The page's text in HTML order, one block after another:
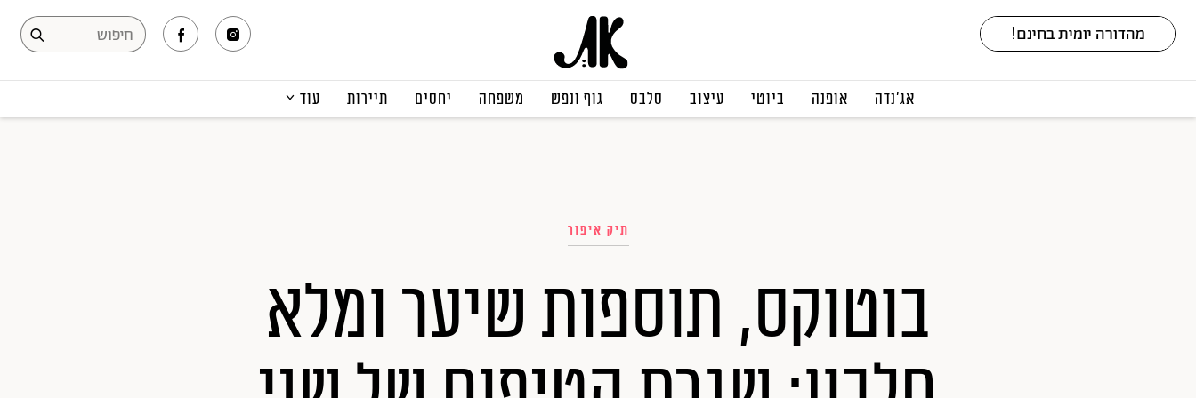
אג׳נדה אופנה ביוטי עיצוב סלבס גוף ונפש משפחה יחסים תיירות עוד
תיק איפור
בוטוקס, תוספות שיער ומלא